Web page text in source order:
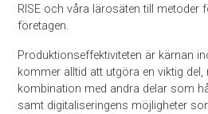
RISE och våra lärosäten till metoder
företagen.
Produktionseffektiviteten är kärnan
kommer alltid att utgöra en viktig del,
kombination med andra delar som
samt digitaliseringens möjligheter